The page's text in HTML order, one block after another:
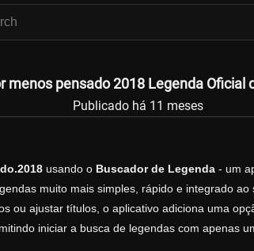
menos pensado 2018 Legenda Oficial
Publicado há 11 meses
usando o Buscador de Legenda - um
muito mais simples, rápido e integrado
ou ajustar títulos, o aplicativo adiciona uma
iniciar a busca de legendas com apenas